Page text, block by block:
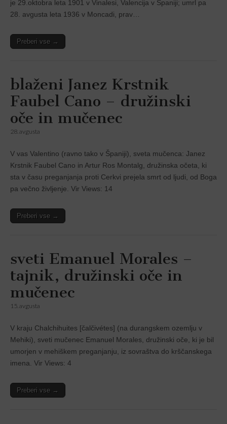
je 29.oktobra leta 1901 v Vinalesi, Valencija v Španiji; umrl pa
28. avgusta leta 1936 v Moncadi, prav…
Preberi vse →
blaženi Janez Krstnik
Faubel Cano – družinski
oče in mučenec
28. avgusta
V vas Valentino (ravno tako v Španiji), sveta mučenca: Janez
Krstnik Faubel Cano in Artur Ros Montalg, družinska očeta, ki
sta v času preganjanja proti Cerkvi prejela smrt od ljudi, od Boga
pa večno življenje. Vir Views: 14
Preberi vse →
sveti Emanuel Morales –
tajnik, družinski oče in
mučenec
15. avgusta
V kraju Chalchihuites [čalčivétes] (na durangskem ozemlju v
Mehiki), sveti mučenec Emanuel Morales, družinski oče, ki je bil
umorjen v mehiškem preganjanju, iz sovraštva do krščanskega
imena. Vir Views: 4
Preberi vse →